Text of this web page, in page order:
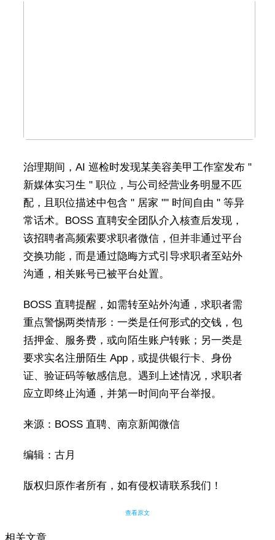
治理期间，AI 巡检时发现某美容美甲工作室发布 "
新媒体实习生 " 职位，与公司经营业务明显不匹
配，且职位描述中包含 " 居家 "" 时间自由 " 等异
常话术。BOSS 直聘安全团队介入核查后发现，
该招聘者高频索要求职者微信，但并非通过平台
交换功能，而是通过隐晦方式引导求职者至站外
沟通，相关账号已被平台处置。
BOSS 直聘提醒，如需转至站外沟通，求职者需
重点警惕两类情形：一类是任何形式的交钱，包
括押金、服务费，或向陌生账户转账；另一类是
要求实名注册陌生 App，或提供银行卡、身份
证、验证码等敏感信息。遇到上述情况，求职者
应立即终止沟通，并第一时间向平台举报。
来源：BOSS 直聘、南京新闻微信
编辑：古月
版权归原作者所有，如有侵权请联系我们！
查看原文
相关文章